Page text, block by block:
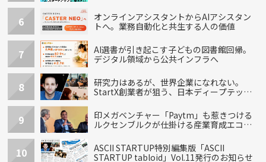
6
オンラインアシスタントからAIアシスタン
トへ。業務自動化と共生する人の価値
7
AI選書が引き起こす子どもの図書館回帰。
デジタル領域から公共インフラへ
8
研究力はあるが、世界企業になれない。
StartX創業者が狙う、日本ディープテック
9
印メガベンチャー「Paytm」も惹きつける
ルクセンブルクが仕掛ける産業育成エコシ
10
ASCII STARTUP特別編集版「ASCII
STARTUP tabloid」Vol.11発行のお知らせ